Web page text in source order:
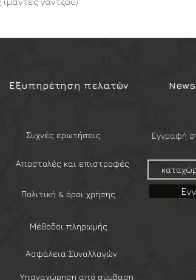
Εξυπηρέτηση πελατών
Συχνές ερωτήσεις
Αποστολές και επιστροφές
Πολιτική & όροι χρήσης
Μέθοδοι πληρωμής
Εγγραφή
Ασφάλεια Συναλλαγών
Υπαναχώρηση από σύμβαση